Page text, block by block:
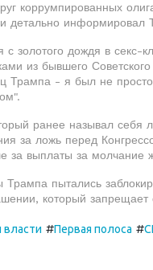
коррумпированных
детально информировал
с золотого дождя в секс-
из бывшего
Трампа - я был не
ранее называл
за ложь перед
за выплаты за молчание
Трампа пытались
который
власти #Первая полоса #